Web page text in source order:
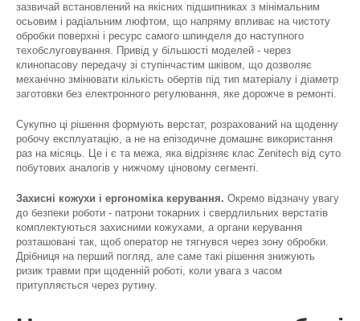
зазвичай встановлений на якісних підшипниках з мінімальним
осьовим і радіальним люфтом, що напряму впливає на чистоту
обробки поверхні і ресурс самого шпинделя до наступного
техобслуговування. Привід у більшості моделей - через
клинопасову передачу зі ступінчастим шківом, що дозволяє
механічно змінювати кількість обертів під тип матеріалу і діаметр
заготовки без електронного регулювання, яке дорожче в ремонті.
Сукупно ці рішення формують верстат, розрахований на щоденну
робочу експлуатацію, а не на епізодичне домашнє використання
раз на місяць. Це і є та межа, яка відрізняє клас Zenitech від суто
побутових аналогів у нижчому ціновому сегменті.
Захисні кожухи і ергономіка керування. Окремо відзначу увагу
до безпеки роботи - патрони токарних і свердлильних верстатів
комплектуються захисними кожухами, а органи керування
розташовані так, щоб оператор не тягнувся через зону обробки.
Дрібниця на перший погляд, але саме такі рішення знижують
ризик травми при щоденній роботі, коли увага з часом
притупляється через рутину.